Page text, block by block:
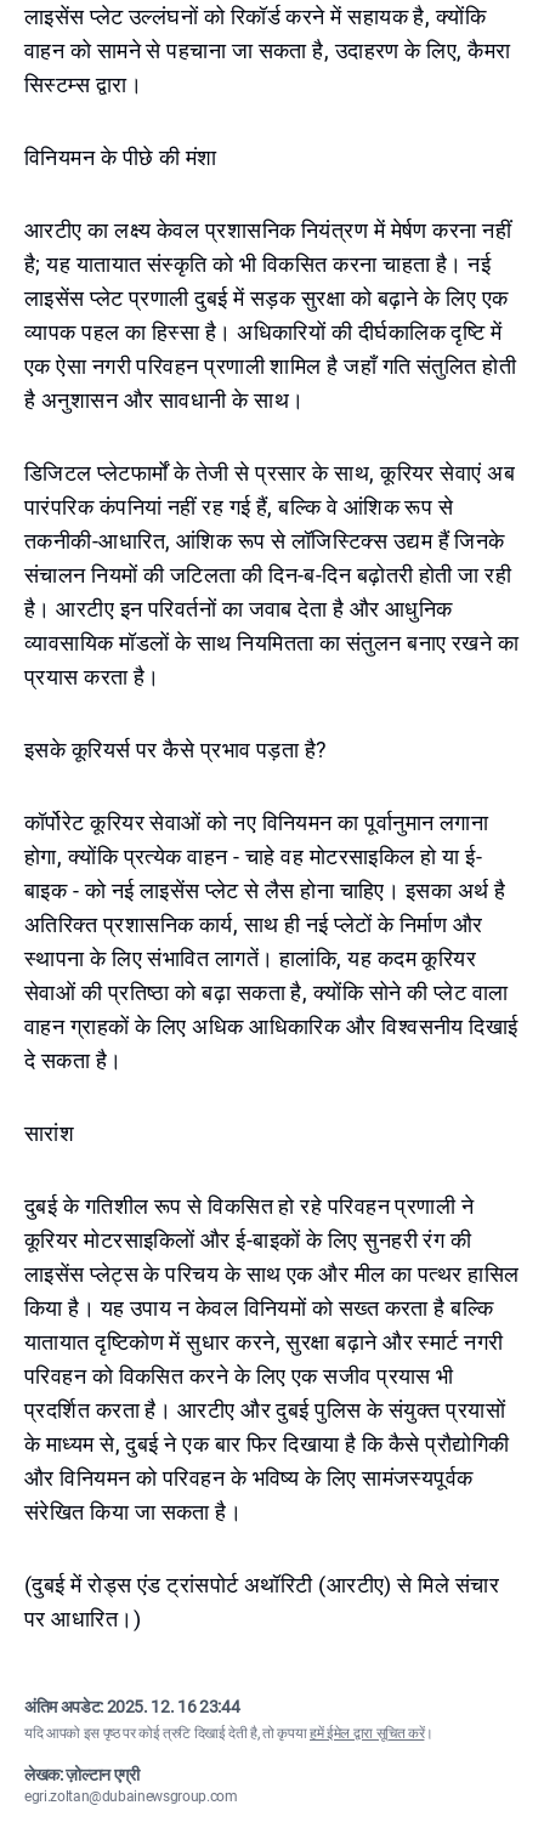
लाइसेंस प्लेट उल्लंघनों को रिकॉर्ड करने में सहायक है, क्योंकि
वाहन को सामने से पहचाना जा सकता है, उदाहरण के लिए, कैमरा
सिस्टम्स द्वारा।
विनियमन के पीछे की मंशा
आरटीए का लक्ष्य केवल प्रशासनिक नियंत्रण में मेर्षण करना नहीं
है; यह यातायात संस्कृति को भी विकसित करना चाहता है। नई
लाइसेंस प्लेट प्रणाली दुबई में सड़क सुरक्षा को बढ़ाने के लिए एक
व्यापक पहल का हिस्सा है। अधिकारियों की दीर्घकालिक दृष्टि में
एक ऐसा नगरी परिवहन प्रणाली शामिल है जहाँ गति संतुलित होती
है अनुशासन और सावधानी के साथ।
डिजिटल प्लेटफार्मों के तेजी से प्रसार के साथ, कूरियर सेवाएं अब
पारंपरिक कंपनियां नहीं रह गई हैं, बल्कि वे आंशिक रूप से
तकनीकी-आधारित, आंशिक रूप से लॉजिस्टिक्स उद्यम हैं जिनके
संचालन नियमों की जटिलता की दिन-ब-दिन बढ़ोतरी होती जा रही
है। आरटीए इन परिवर्तनों का जवाब देता है और आधुनिक
व्यावसायिक मॉडलों के साथ नियमितता का संतुलन बनाए रखने का
प्रयास करता है।
इसके कूरियर्स पर कैसे प्रभाव पड़ता है?
कॉर्पोरेट कूरियर सेवाओं को नए विनियमन का पूर्वानुमान लगाना
होगा, क्योंकि प्रत्येक वाहन - चाहे वह मोटरसाइकिल हो या ई-
बाइक - को नई लाइसेंस प्लेट से लैस होना चाहिए। इसका अर्थ है
अतिरिक्त प्रशासनिक कार्य, साथ ही नई प्लेटों के निर्माण और
स्थापना के लिए संभावित लागतें। हालांकि, यह कदम कूरियर
सेवाओं की प्रतिष्ठा को बढ़ा सकता है, क्योंकि सोने की प्लेट वाला
वाहन ग्राहकों के लिए अधिक आधिकारिक और विश्वसनीय दिखाई
दे सकता है।
सारांश
दुबई के गतिशील रूप से विकसित हो रहे परिवहन प्रणाली ने
कूरियर मोटरसाइकिलों और ई-बाइकों के लिए सुनहरी रंग की
लाइसेंस प्लेट्स के परिचय के साथ एक और मील का पत्थर हासिल
किया है। यह उपाय न केवल विनियमों को सख्त करता है बल्कि
यातायात दृष्टिकोण में सुधार करने, सुरक्षा बढ़ाने और स्मार्ट नगरी
परिवहन को विकसित करने के लिए एक सजीव प्रयास भी
प्रदर्शित करता है। आरटीए और दुबई पुलिस के संयुक्त प्रयासों
के माध्यम से, दुबई ने एक बार फिर दिखाया है कि कैसे प्रौद्योगिकी
और विनियमन को परिवहन के भविष्य के लिए सामंजस्यपूर्वक
संरेखित किया जा सकता है।
(दुबई में रोड्स एंड ट्रांसपोर्ट अथॉरिटी (आरटीए) से मिले संचार
पर आधारित।)
अंतिम अपडेट:2025. 12. 16 23:44
यदि आपको इस पृष्ठ पर कोई त्रुटि दिखाई देती है, तो कृपयाहमें ईमेल द्वारा सूचित करें।
लेखक: ज़ोल्टान एग्री
egri.zoltan@dubainewsgroup.com